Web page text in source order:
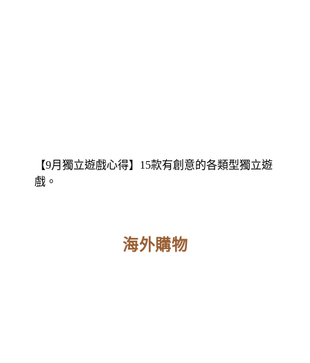
【9月獨立遊戲心得】15款有創意的各類型獨立遊
戲。
海外購物